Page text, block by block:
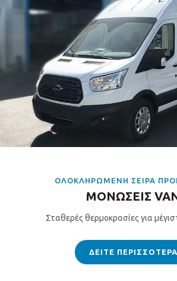
OΛΟΚΛΗΡΩΜΕΝΗ ΣΕΙΡΑ
MONΩΣΕΙΣ
Σταθερές θερμοκρασίες για
ΔΕΙΤΕ ΠΕΡΙΣΣΟΤΕΡΑ